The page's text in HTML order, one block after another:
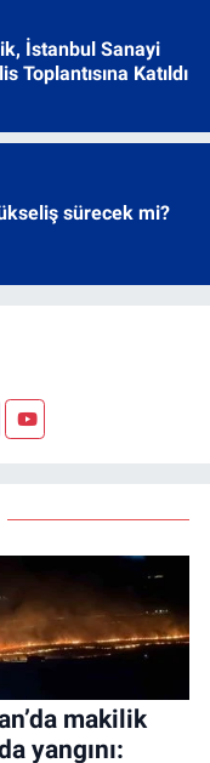
İstanbul Sanayi
Toplantısına Katıldı
sürecek mi?
makilik
yangını: